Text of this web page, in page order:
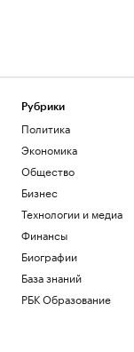
Рубрики
Политика
Экономика
Общество
Бизнес
Технологии и медиа
Финансы
Биографии
База знаний
РБК Образование